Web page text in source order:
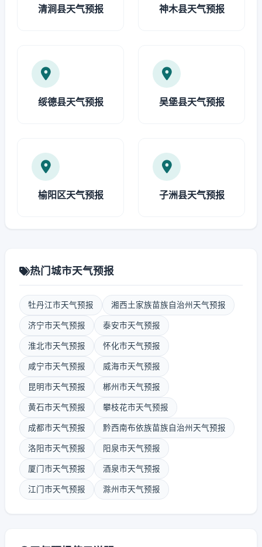
清涧县天气预报 神木县天气预报
绥德县天气预报 吴堡县天气预报
榆阳区天气预报 子洲县天气预报
热门城市天气预报
牡丹江市天气预报 湘西土家族苗族自治州天气预报
济宁市天气预报 泰安市天气预报
淮北市天气预报 怀化市天气预报
咸宁市天气预报 威海市天气预报
昆明市天气预报 郴州市天气预报
黄石市天气预报 攀枝花市天气预报
成都市天气预报 黔西南布依族苗族自治州天气预报
洛阳市天气预报 阳泉市天气预报
厦门市天气预报 酒泉市天气预报
江门市天气预报 滁州市天气预报